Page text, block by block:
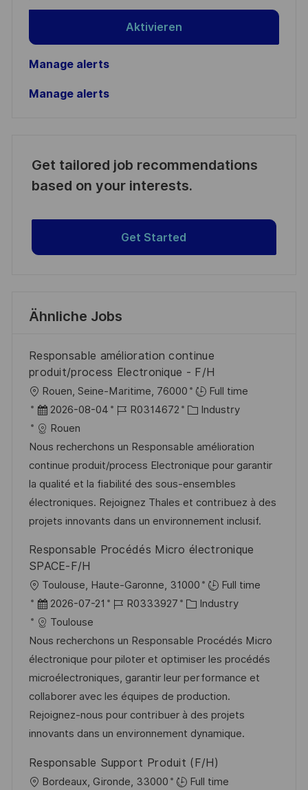
Aktivieren
Manage alerts
Manage alerts
Get tailored job recommendations
based on your interests.
Get Started
Ähnliche Jobs
Responsable amélioration continue
produit/process Electronique - F/H
O
r
t
Rouen, Seine-Maritime, 76000
Full time
D
a
t
u
m
d
e
V
ö
f
c
h
2026-08-04
J
b
-
I
D
R0314672
K
t
e
g
o
r
e
Industry
Rouen
Nous recherchons un Responsable amélioration
continue produit/process Electronique pour garantir
la qualité et la fiabilité des sous-ensembles
électroniques. Rejoignez Thales et contribuez à des
projets innovants dans un environnement inclusif.
Responsable Procédés Micro électronique
SPACE-F/H
O
r
t
Toulouse, Haute-Garonne, 31000
Full time
D
a
t
u
m
d
e
r
e
2026-07-21
J
b
-
I
D
R0333927
K
t
e
g
o
r
i
Industry
Toulouse
Nous recherchons un Responsable Procédés Micro
électronique pour piloter et optimiser les procédés
microélectroniques, garantir leur performance et
collaborer avec les équipes de production.
Rejoignez-nous pour contribuer à des projets
innovants dans un environnement dynamique.
Responsable Support Produit (F/H)
O Bordeaux, Gironde, 33000
Full time